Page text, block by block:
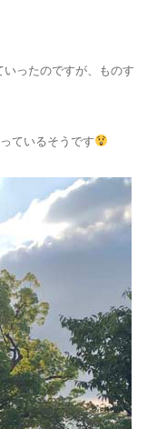
ったのですが、ものす
ているそうです